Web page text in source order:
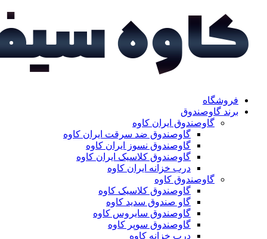
فروشگاه
برند گاوصندوق
گاوصندوق ایران کاوه
گاوصندوق ضد سرقت ایران کاوه
گاوصندوق نسوز ایران کاوه
گاوصندوق کلاسیک ایران کاوه
درب خزانه ایران کاوه
گاوصندوق کاوه
گاوصندوق کلاسیک کاوه
گاو صندوق سدید کاوه
گاوصندوق سایروس کاوه
گاوصندوق سوپر کاوه
درب خزانه کاوه